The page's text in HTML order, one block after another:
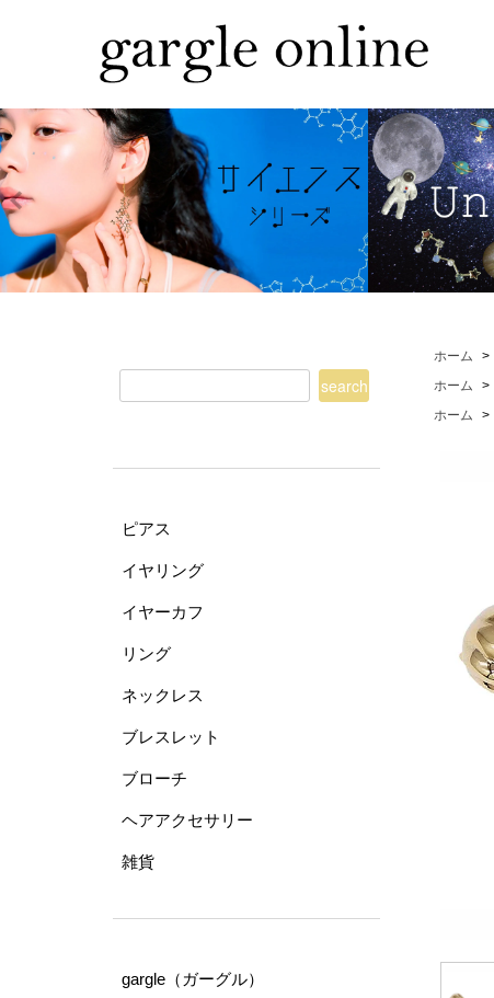
ホーム >
ホーム
>
ホーム
>
ピアス
イヤリング
イヤーカフ
リング
ネックレス
ブレスレット
ブローチ
ヘアアクセサリー
雑貨
gargle（ガーグル）